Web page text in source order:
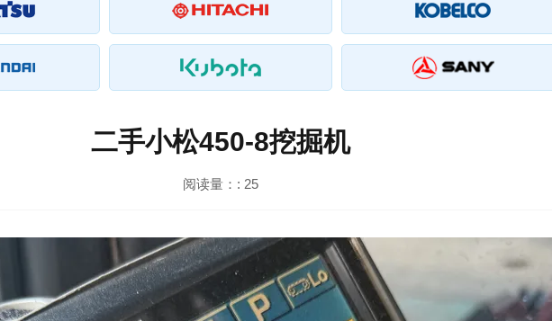
二手小松450-8挖掘机
阅读量：: 25